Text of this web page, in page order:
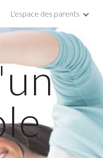
L'espace des parents